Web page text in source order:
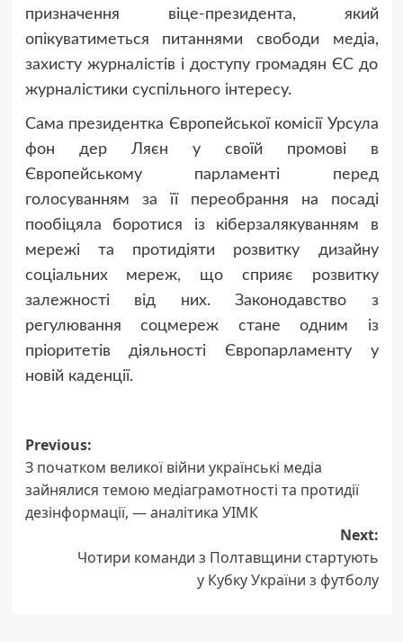
призначення віце-президента, який
опікуватиметься питаннями свободи медіа,
захисту журналістів і доступу громадян ЄС до
журналістики суспільного інтересу.
Сама президентка Європейської комісії Урсула
фон дер Ляєн у своїй промові в
Європейському парламенті перед
голосуванням за її переобрання на посаді
пообіцяла боротися із кіберзалякуванням в
мережі та протидіяти розвитку дизайну
соціальних мереж, що сприяє розвитку
залежності від них. Законодавство з
регулювання соцмереж стане одним із
пріоритетів діяльності Європарламенту у
новій каденції.
Post
navigation
Previous:
З початком великої війни українські медіа
зайнялися темою медіаграмотності та протидії
дезінформації, — аналітика УІМК
Next:
Чотири команди з Полтавщини стартують
у Кубку України з футболу